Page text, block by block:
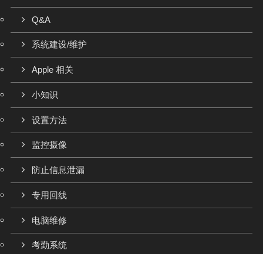
Q&A
系统建设/维护
Apple 相关
小知识
设置方法
监控摄像
防止信息泄漏
专用回线
电脑维修
考勤系统